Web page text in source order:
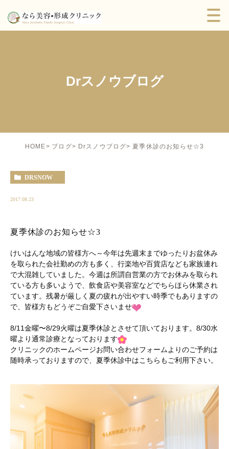
Drスノウブログ
HOME ブログ Drスノウブログ 夏季休診のお知らせ☆3
DRSNOW
2017.08.23
夏季休診のお知らせ☆3
けいはんな地域の皆様方へ～今年は先週末までゆったりお盆休み
を取られた会社勤めの方も多く、行楽地や百貨店なども家族連れ
で大混雑していました。今週は所謂自営業の方でお休みを取られ
ている方も多いようで、飲食店や美容室などでちらほら休業され
ています。残暑が厳しく夏の疲れが出やすい時季でもありますの
で、皆様方もどうぞご自愛下さいませ
8/11金曜〜8/29火曜は夏季休診とさせて頂いております。8/30水
曜より通常診療となっております
クリニックのホームページお問い合わせフォームよりのご予約は
随時承っておりますので、夏季休診中はこちらもご利用下さい。